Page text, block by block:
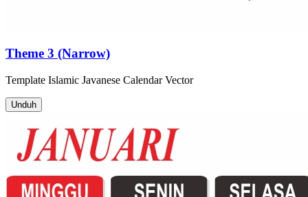
Theme 3 (Narrow)
Template Islamic Javanese CalendarVector
Unduh